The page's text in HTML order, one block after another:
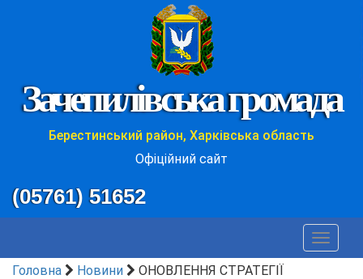
Зачепилівська громада
Берестинський район, Харківська область
Офіційний сайт
(05761) 51652
Toggle
Головна
Новини
ОНОВЛЕННЯ СТРАТЕГІЇ